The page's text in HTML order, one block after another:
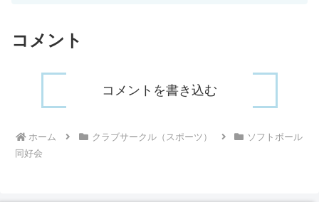
コメント
コメントを書き込む
ホーム クラブサークル（スポーツ）
ソフトボール
同好会